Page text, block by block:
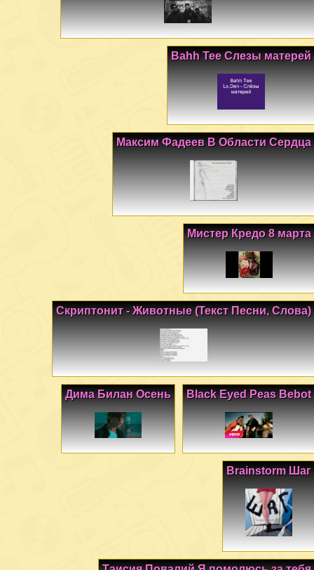
Bahh Tee Слезы матерей
Максим Фадеев В Области Сердца
Мистер Кредо 8 марта
Скриптонит - Животные (Текст Песни, Слова)
Black Eyed Peas Bebot
Дима Билан Осень
Brainstorm Шаг